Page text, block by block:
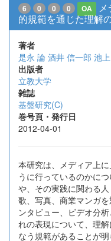
6 0 0 0 OA
的規範を通じた理解
著者
是永 論 酒井 信一郎 池
出版者
立教大学
雑誌
基盤研究(C)
巻号頁・発行日
2012-04-01
本研究は、メディア上
うに行っているのかに
や、その実践に関わる
歌、写真、商業マンガ
ンタビュー、ビデオ分
れの表現について、理
なう規範があることが明